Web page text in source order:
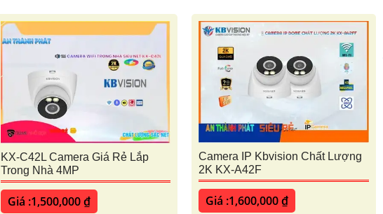
KX-C42L Camera Giá Rẻ Lắp
Trong Nhà 4MP
Giá :1,500,000 ₫
Camera IP Kbvision Chất Lượng
2K KX-A42F
Giá :1,600,000 ₫